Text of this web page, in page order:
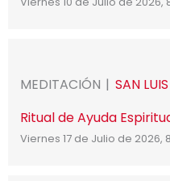
MEDITACIÓN
SAN
Ritual de Ayuda
Viernes 17 de Julio de 2026,